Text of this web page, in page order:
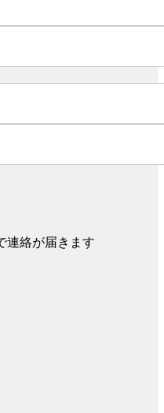
連絡が届きます